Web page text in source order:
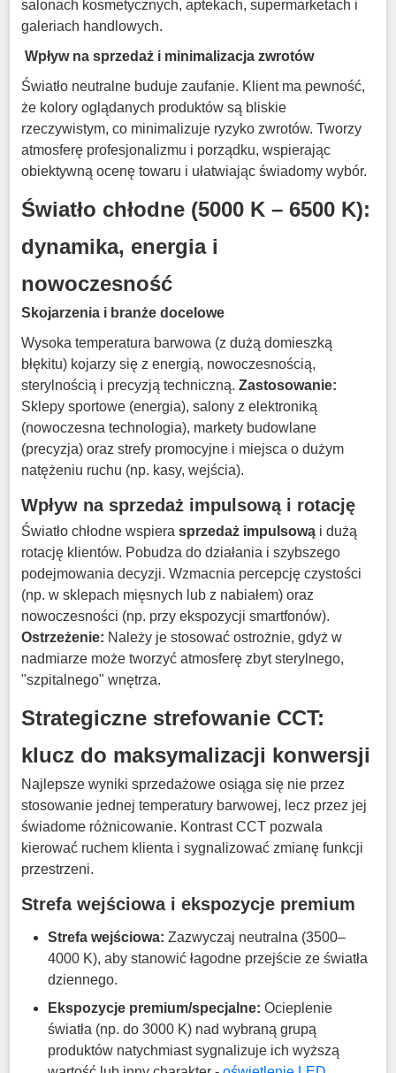
salonach kosmetycznych, aptekach, supermarketach i
galeriach handlowych.
Wpływ na sprzedaż i minimalizacja zwrotów
Światło neutralne buduje zaufanie. Klient ma pewność,
że kolory oglądanych produktów są bliskie
rzeczywistym, co minimalizuje ryzyko zwrotów. Tworzy
atmosferę profesjonalizmu i porządku, wspierając
obiektywną ocenę towaru i ułatwiając świadomy wybór.
Światło chłodne (5000 K – 6500 K):
dynamika, energia i
nowoczesność
Skojarzenia i branże docelowe
Wysoka temperatura barwowa (z dużą domieszką
błękitu) kojarzy się z energią, nowoczesnością,
sterylnością i precyzją techniczną. Zastosowanie:
Sklepy sportowe (energia), salony z elektroniką
(nowoczesna technologia), markety budowlane
(precyzja) oraz strefy promocyjne i miejsca o dużym
natężeniu ruchu (np. kasy, wejścia).
Wpływ na sprzedaż impulsową i rotację
Światło chłodne wspiera sprzedaż impulsowąi dużą
rotację klientów. Pobudza do działania i szybszego
podejmowania decyzji. Wzmacnia percepcję czystości
(np. w sklepach mięsnych lub z nabiałem) oraz
nowoczesności (np. przy ekspozycji smartfonów).
Ostrzeżenie: Należy je stosować ostrożnie, gdyż w
nadmiarze może tworzyć atmosferę zbyt sterylnego,
"szpitalnego" wnętrza.
Strategiczne strefowanie CCT:
klucz do maksymalizacji konwersji
Najlepsze wyniki sprzedażowe osiąga się nie przez
stosowanie jednej temperatury barwowej, lecz przez jej
świadome różnicowanie. Kontrast CCT pozwala
kierować ruchem klienta i sygnalizować zmianę funkcji
przestrzeni.
Strefa wejściowa i ekspozycje premium
Strefa wejściowa: Zazwyczaj neutralna (3500–
4000 K), aby stanowić łagodne przejście ze światła
dziennego.
Ekspozycje premium/specjalne: Ocieplenie
światła (np. do 3000 K) nad wybraną grupą
produktów natychmiast sygnalizuje ich wyższą